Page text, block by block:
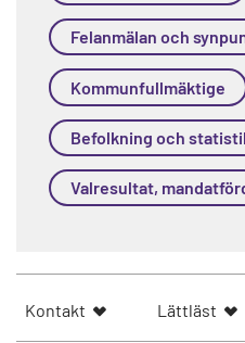
Felanmälan och
Kommunfullmäktige
Befolkning och
Valresultat,
Kontakt Lättläst